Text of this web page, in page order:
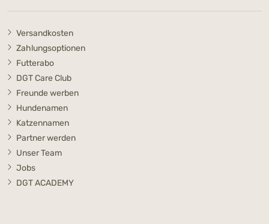
Versandkosten
Zahlungsoptionen
Futterabo
DGT Care Club
Freunde werben
Hundenamen
Katzennamen
Partner werden
Unser Team
Jobs
DGT ACADEMY